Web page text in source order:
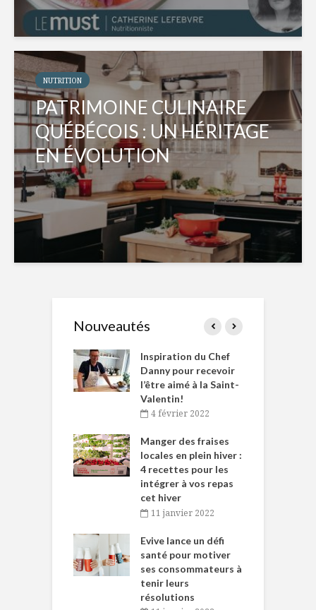
NUTRITION
PATRIMOINE CULINAIRE
QUÉBÉCOIS : UN HÉRITAGE
EN ÉVOLUTION
Nouveautés
Inspiration du Chef
Danny pour recevoir
l’être aimé à la Saint-
Valentin!
4 février 2022
Manger des fraises
locales en plein hiver :
4 recettes pour les
intégrer à vos repas
cet hiver
11 janvier 2022
Evive lance un défi
santé pour motiver
ses consommateurs à
tenir leurs
résolutions